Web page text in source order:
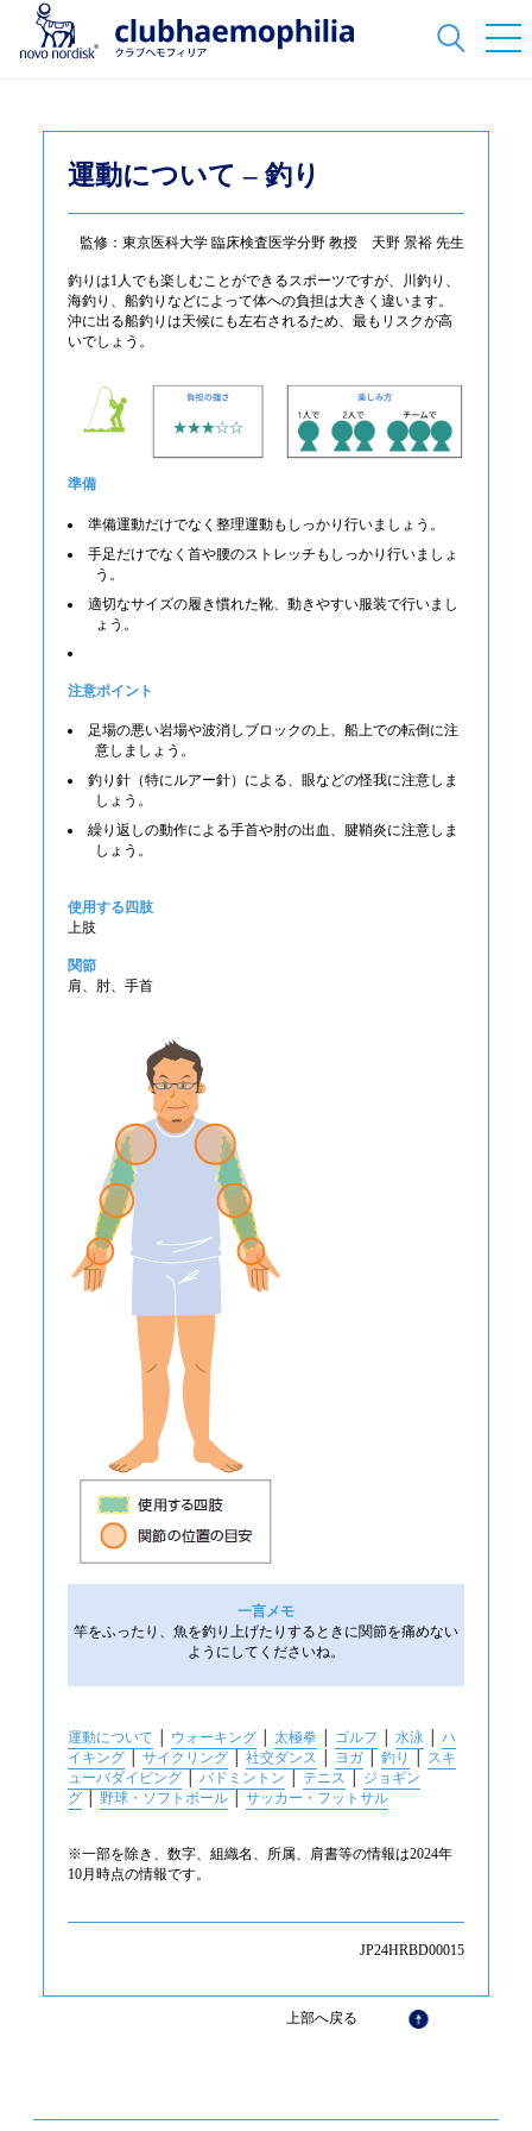
運動について – 釣り
監修：東京医科大学 臨床検査医学分野 教授 天野 景裕 先生
釣りは1人でも楽しむことができるスポーツですが、川釣り、
海釣り、船釣りなどによって体への負担は大きく違います。
沖に出る船釣りは天候にも左右されるため、最もリスクが高
いでしょう。
準備
準備運動だけでなく整理運動もしっかり行いましょう。
手足だけでなく首や腰のストレッチもしっかり行いましょ
う。
適切なサイズの履き慣れた靴、動きやすい服装で行いまし
ょう。
注意ポイント
足場の悪い岩場や波消しブロックの上、船上での転倒に注
意しましょう。
釣り針（特にルアー針）による、眼などの怪我に注意しま
しょう。
繰り返しの動作による手首や肘の出血、腱鞘炎に注意しま
しょう。
使用する四肢
上肢
関節
肩、肘、手首
一言メモ
竿をふったり、魚を釣り上げたりするときに関節を痛めない
ようにしてくださいね。
運動について ウォーキング│ 太極拳│ ゴルフ 水泳│ ハ
イキング│ サイクリング│ 社交ダンス ヨガ│ 釣り
スキ
ューバダイビング│ バドミントン テニス
ジョギン
グ│ 野球・ソフトボール│ サッカー・フットサル
※一部を除き、数字、組織名、所属、肩書等の情報は2024年
10月時点の情報です。
JP24HRBD00015
上部へ戻る